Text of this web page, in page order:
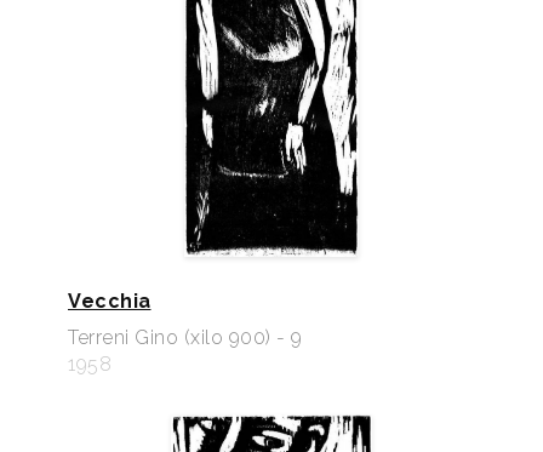
Vecchia
Terreni Gino (xilo 900) - 9
1958